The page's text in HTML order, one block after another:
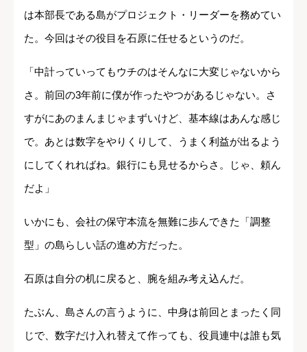
は本部長である島がプロジェクト・リーダーを務めてい
た。今回はその役目を石原に任せるというのだ。
「中計っていってもウチのはそんなに大変じゃないから
さ。前回の3年前に僕が作ったやつがあるじゃない。さ
すがにあのまんまじゃまずいけど、基本線はあんな感じ
で。あとは数字をやりくりして、うまく利益が出るよう
にしてくれればね。銀行にも見せるからさ。じゃ、頼ん
だよ」
いかにも、会社の保守本流を無難に歩んできた「調整
型」の島らしい話の進め方だった。
石原は自分の机に戻ると、腕を組み考え込んだ。
たぶん、島さんの言うように、中身は前回とまったく同
じで、数字だけ入れ替えて作っても、役員連中は誰も気